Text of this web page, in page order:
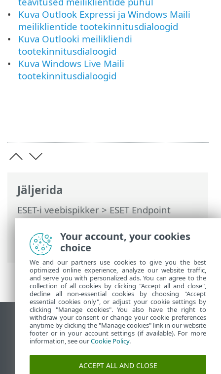
Jäljerida
ESET-i veebispikker>ESET Endpoint
Security>Täpsem häälestus>Teavitused
Interaktiivsed hoiatused>
Kinnitusteated
Kuva Outlook Expressi ja Windows Maili
meiliklientide tootekinnitusdialoogid
Kuva Outlooki meilikliendi
tootekinnitusdialoogid
Kuva Windows Live Maili
tootekinnitusdialoogid
Vaata tavaarvutile mõeldud veebilehte
End of Life
ESET-i teabebaas
ESET-i foorum
Your account, your cookies
choice
We and our partners use cookies to give you the best
optimized online experience, analyze our website traffic,
and serve you with personalized ads. You can agree to the
collection of all cookies by clicking "Accept all and close",
decline all non-essential cookies by choosing "Accept
essential cookies only", or adjust your cookie settings by
clicking "Manage cookies". You also have the right to
withdraw your consent or change your cookie preferences
anytime by clicking the "Manage cookies" link in our website
footer or in your account settings (if available). For more
information, see ourCookie Policy.
ACCEPT ALL AND CLOSE